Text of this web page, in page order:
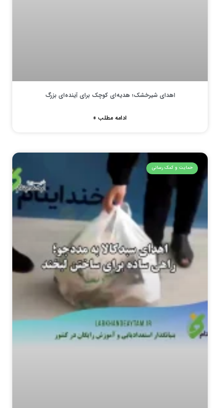
اهدای شیرخشک؛ هدیه‌ای کوچک برای آینده‌ای بزرگ
ادامه مطلب »
حمایت و کمک رسانی